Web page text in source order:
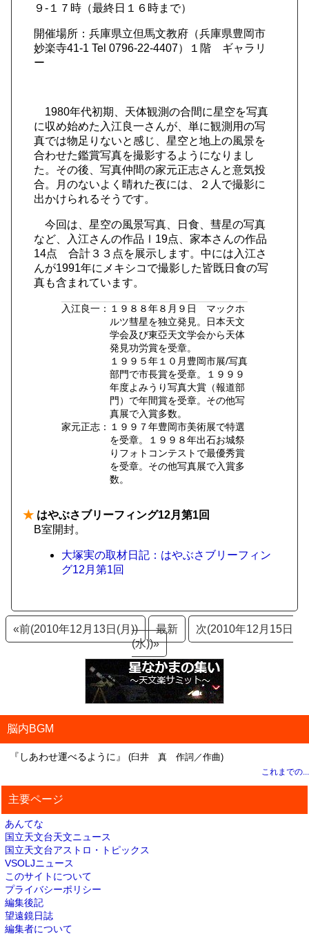
９-１７時（最終日１６時まで）
開催場所：兵庫県立但馬文教府（兵庫県豊岡市
妙楽寺41-1 Tel 0796-22-4407）１階 ギャラリ
ー
1980年代初期、天体観測の合間に星空を写真
に収め始めた入江良一さんが、単に観測用の写
真では物足りないと感じ、星空と地上の風景を
合わせた鑑賞写真を撮影するようになりまし
た。その後、写真仲間の家元正志さんと意気投
合。月のないよく晴れた夜には、２人で撮影に
出かけられるそうです。
今回は、星空の風景写真、日食、彗星の写真
など、入江さんの作品Ⅰ19点、家本さんの作品
14点 合計３３点を展示します。中には入江さ
んが1991年にメキシコで撮影した皆既日食の写
真も含まれています。
入江良一： １９８８年８月９日 マックホ
ルツ彗星を独立発見。日本天文
学会及び東亞天文学会から天体
発見功労賞を受章。
１９９５年１０月豊岡市展/写真
部門で市長賞を受章。１９９９
年度よみうり写真大賞（報道部
門）で年間賞を受章。その他写
真展で入賞多数。
家元正志： １９９７年豊岡市美術展で特選
を受章。１９９８年出石お城祭
りフォトコンテストで最優秀賞
を受章。その他写真展で入賞多
数。
★ はやぶさブリーフィング12月第1回
B室開封。
大塚実の取材日記：はやぶさブリーフィン
グ12月第1回
«前(2010年12月13日(月)) 最新
次(2010年12月15日
(水))»
脳内BGM
『しあわせ運べるように』 (臼井 真 作詞／作曲)
これまでの...
主要ページ
あんてな
国立天文台天文ニュース
国立天文台アストロ・トピックス
VSOLJニュース
このサイトについて
プライバシーポリシー
編集後記
望遠鏡日誌
編集者について